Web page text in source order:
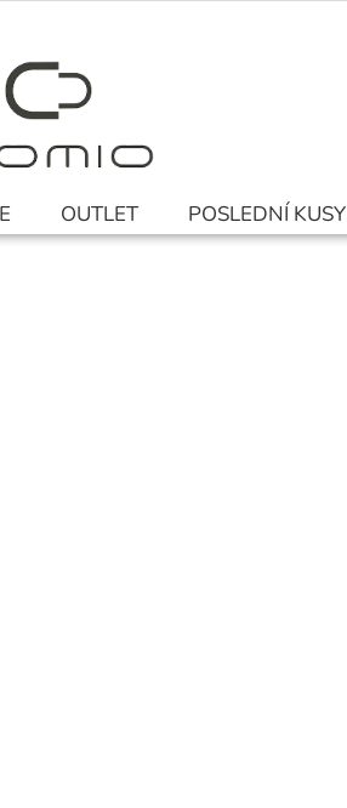
OUTLET POSLEDNÍ KUSY